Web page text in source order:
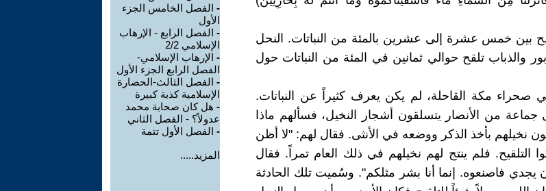
بين خمس عشرة إلى عشرين بالمئة من النباتات. النحل
والذباب تلقح حوالي ثمانين في المئة من النباتات حول
صحراء مكة القاحلة، لم يكن يعرف كثيراً عن النباتات.
من الأنصار يتسلقون أشجار النخيل، فسألهم ماذا
نخيلهم بأخذ الذكر ووضعه في الأنثى. فقال لهم: "لا أظن
التلقيح. فلم ينتج لهم نخيلهم في ذلك العام تمراً. فقال
يجدي فاصنعوه. إنما أنا بشر مثلكم". وسُميت تلك الحادثة
- الفصل الخامس الجزء
الأول
- الفصل الرابع - الإرهاب
الإسلامي 2/2
- الإرهاب الإسلامي-
الفصل الرابع الجزء الأول
- الفصل الثالث-الحضارة
الإسلامية كذبة كبيرة
- هل كان صحابة محمد
عدولاً؟ - الفصل الثاني
- الفصل الأول تتمة
المزيد.....